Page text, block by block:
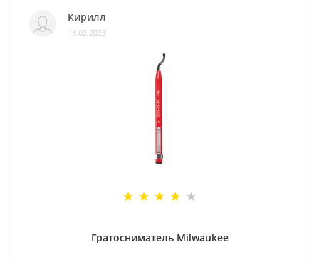
Кирилл
18.02.2023
Гратосниматель Milwaukee